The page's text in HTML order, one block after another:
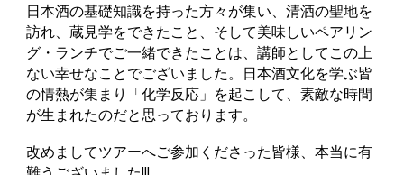
日本酒の基礎知識を持った方々が集い、清酒の聖地を
訪れ、蔵見学をできたこと、そして美味しいペアリン
グ・ランチでご一緒できたことは、講師としてこの上
ない幸せなことでございました。日本酒文化を学ぶ皆
の情熱が集まり「化学反応」を起こして、素敵な時間
が生まれたのだと思っております。
改めましてツアーへご参加くださった皆様、本当に有